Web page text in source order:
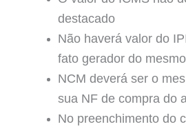
destacado
Não haverá valor do
fato gerador do mesmo
NCM deverá ser o
sua NF de compra do
No preenchimento do